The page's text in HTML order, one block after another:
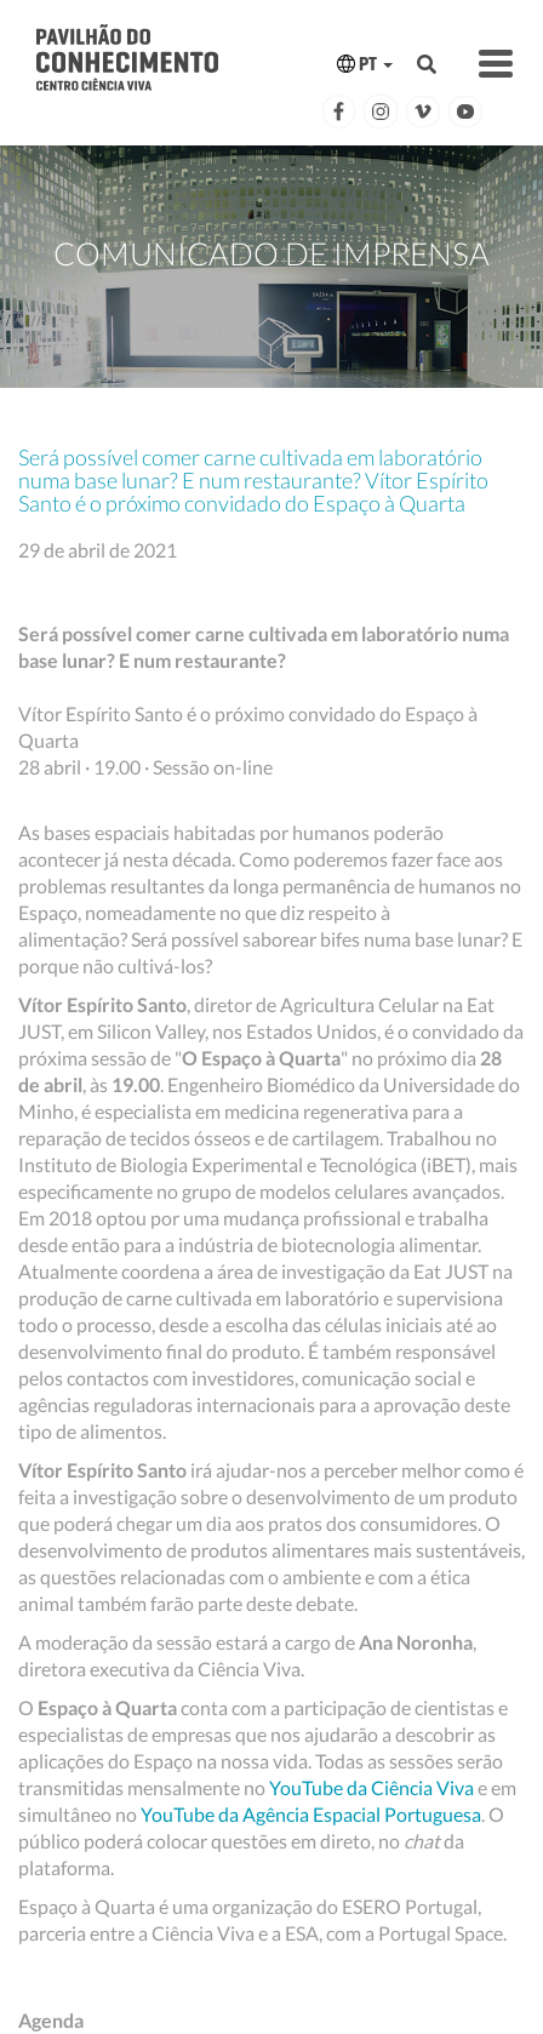
PT
COMUNICADO DE IMPRENSA
Será possível comer carne cultivada em laboratório
numa base lunar? E num restaurante? Vítor Espírito
Santo é o próximo convidado do Espaço à Quarta
29 de abril de 2021
Será possível comer carne cultivada em laboratório numa
base lunar? E num restaurante?
Vítor Espírito Santo é o próximo convidado do Espaço à
Quarta
28 abril · 19.00 · Sessão on-line
As bases espaciais habitadas por humanos poderão
acontecer já nesta década. Como poderemos fazer face aos
problemas resultantes da longa permanência de humanos no
Espaço, nomeadamente no que diz respeito à
alimentação?Será possível saborear bifes numa base lunar? E
porque não cultivá-los?
Vítor Espírito Santo, diretor de Agricultura Celular na Eat
JUST, em Silicon Valley, nos Estados Unidos, é o convidado da
próxima sessão de "O Espaço à Quarta" no próximo dia 28
de abril, às 19.00. Engenheiro Biomédico da Universidade do
Minho, é especialista em medicina regenerativa para a
reparação de tecidos ósseos e de cartilagem. Trabalhou no
Instituto de Biologia Experimental e Tecnológica (iBET), mais
especificamente no grupo de modelos celulares avançados.
Em 2018 optou por uma mudança profissional e trabalha
desde então para a indústria de biotecnologia alimentar.
Atualmente coordena a área de investigação da Eat JUST na
produção de carne cultivada em laboratório e supervisiona
todo o processo, desde a escolha das células iniciais até ao
desenvolvimento final do produto. É também responsável
pelos contactos com investidores, comunicação social e
agências reguladoras internacionais para a aprovação deste
tipo de alimentos.
Vítor Espírito Santo irá ajudar-nos a perceber melhor como é
feita a investigação sobre o desenvolvimento de um produto
que poderá chegar um dia aos pratos dos consumidores. O
desenvolvimento de produtos alimentares mais sustentáveis,
as questões relacionadas com o ambiente e com a ética
animal também farão parte deste debate.
A moderação da sessão estará a cargo deAna Noronha,
diretora executiva da Ciência Viva.
O Espaço à Quartaconta com a participação de cientistas e
especialistas de empresas que nos ajudarão a descobrir as
aplicações do Espaço na nossa vida. Todas as sessões serão
transmitidas mensalmente no YouTube da Ciência Vivae em
simultâneo no YouTube da Agência Espacial Portuguesa. O
público poderá colocar questões em direto, no chatda
plataforma.
Espaço à Quarta é uma organização do ESERO Portugal,
parceria entre a Ciência Viva e a ESA, com a Portugal Space.
Agenda